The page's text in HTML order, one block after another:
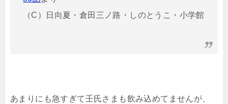
（C）日向夏・倉田三ノ路・しのとうこ・小学館
あまりにも急すぎて壬氏さまも飲み込めてませんが、